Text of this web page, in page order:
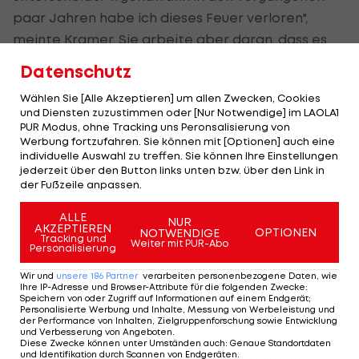
paar Jahren habe ich dieses Feuer verloren",
meinte Kramer. Sie arbeite aber daran, dass es
"Fühle, dass es noch nicht vorbei ist"
"Ich fühle, dass da noch ein Funke in mir ist und
fühle in meinem Herzen, dass es noch nicht vorbei
ist." Die Gesamtweltcupsiegerin 2021/22 möchte
sich die Zeit geben, um da durchzukommen.
Garantie habe sie nicht, dass sie dieses Feuer
wieder zurückgewinnt. "Ich glaube daran, dass es
noch nicht vorbei ist." So hoffe sie, dass sie allen,
die an sie glauben, eines Tages etwas
zurückgeben könne.
Datenschutz
Wählen Sie [Alle Akzeptieren] um allen Zwecken, Cookies
und Diensten zuzustimmen oder [Nur Notwendige] im LAOLA1
PUR Modus, ohne Tracking uns Peronsalisierung von
Werbung fortzufahren. Sie können mit [Optionen] auch eine
individuelle Auswahl zu treffen. Sie können Ihre Einstellungen
jederzeit über den Button links unten bzw. über den Link in
der Fußzeile anpassen.
ALLE
AKZEPTIEREN
Tracking und
Personalisierung
NUR
NOTWENDIGE
Weiter mit PUR-Abo
OPTIONEN
Wir und unsere 186 Partner verarbeiten personenbezogene Daten, wie
Ihre IP-Adresse und Browser-Attribute für die folgenden Zwecke:
Speichern von oder Zugriff auf Informationen auf einem Endgerät;
Personalisierte Werbung und Inhalte, Messung von Werbeleistung und
der Performance von Inhalten, Zielgruppenforschung sowie Entwicklung
und Verbesserung von Angeboten
Diese Zwecke können unter Umständen auch: Genaue Standortdaten
und Identifikation durch Scannen von Endgeräten